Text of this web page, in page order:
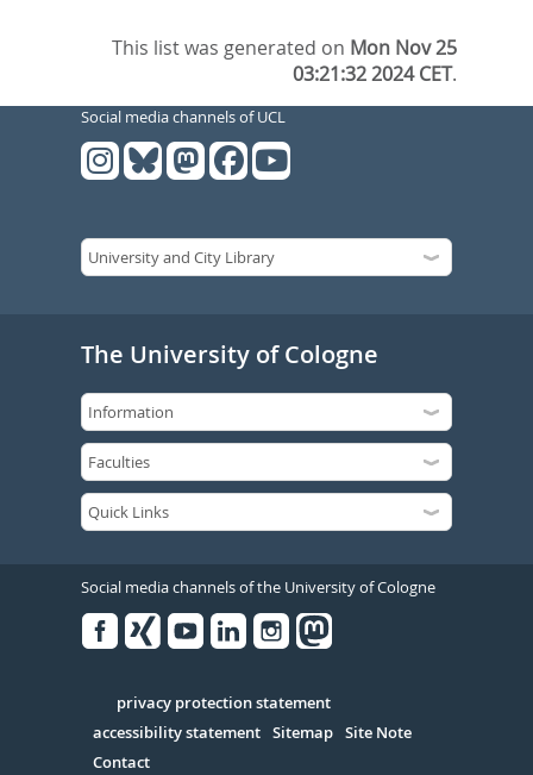
This list was generated on Mon Nov 25
03:21:32 2024 CET.
Social media channels of UCL
The University of Cologne
Social media channels of the University of Cologne
Serivce
privacy protection statement
accessibility statement Sitemap Site Note
Contact